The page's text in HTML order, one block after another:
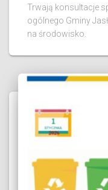
Trwają konsultacje
ogólnego Gminy
na środowisko.